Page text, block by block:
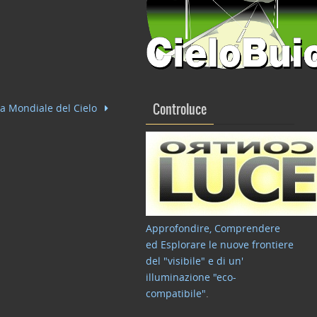
Mondiale del Cielo Controluce
Approfondire, Comprendere
ed Esplorare le nuove frontiere
del "visibile" e di un'
illuminazione "eco-
compatibile".